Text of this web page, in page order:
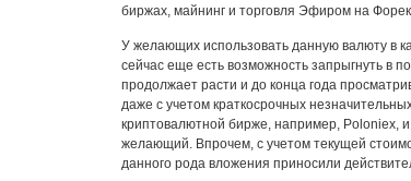
биржах, майнинг и торговля Эфиром на
У желающих использовать данную валюту в
сейчас еще есть возможность запрыгнуть в
продолжает расти и до конца года
даже с учетом краткосрочных
криптовалютной бирже, например, Poloniex,
желающий. Впрочем, с учетом текущей
данного рода вложения приносили